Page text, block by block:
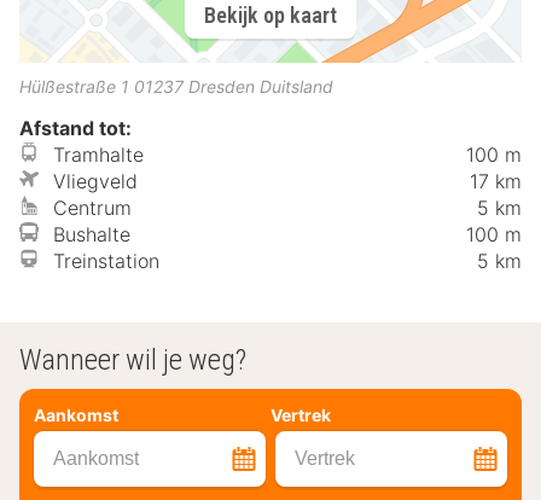
Bekijk op kaart
Hülßestraße 1 01237 Dresden Duitsland
Afstand tot:
Tramhalte
100 m
Vliegveld
17 km
Centrum
5 km
Bushalte
100 m
Treinstation
5 km
Wanneer wil je weg?
Aankomst Vertrek
Aankomst Vertrek